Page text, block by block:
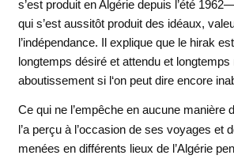
s’est produit en Algérie depuis l’été
qui s’est aussitôt produit des idéaux,
l’indépendance. Il explique que le hirak
longtemps désiré et attendu et
aboutissement si l‘on peut dire encore
Ce qui ne l’empêche en aucune manière
l’a perçu à l’occasion de ses voyages et
menées en différents lieux de l’Algérie